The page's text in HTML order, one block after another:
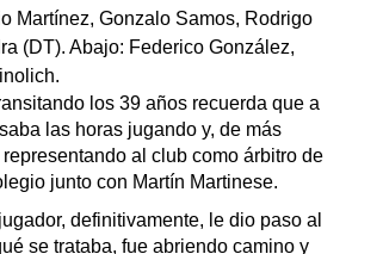
Martínez, Gonzalo Samos, Rodrigo
(DT). Abajo: Federico González,
los 39 años recuerda que a
las horas jugando y, de más
al club como árbitro de
junto con Martín Martinese.
definitivamente, le dio paso al
se trataba, fue abriendo camino y